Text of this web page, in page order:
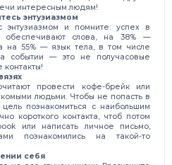
интересным людям!
энтузиазмом
и помните: успех в
обеспечивают слова, на 38% —
на 55% — язык тела, в том числе
событии — это не получасовые
контакты!
провести кофе-брейк или
людьми. Чтобы не попасть в
познакомиться с наибольшим
короткого контакта, чтоб потом
или написать личное письмо,
познакомились на такой-то
себя